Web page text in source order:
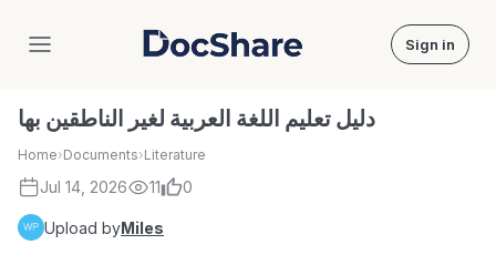
DocShare Sign in
دليل تعليم اللغة العربية لغير الناطقين بها
Home›Documents›Literature
Jul 14, 2026 11 0
Upload byMiles